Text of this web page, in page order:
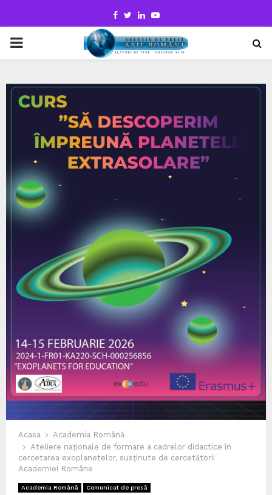
Facebook
TwitterLinkedinYoutube
PRIMARY
Acasa
Academia Română
Ateliere naționale de formare a cadrelor didactice în
cercetarea exoplanetelor, susținute de cercetătorii
Academiei Române
Academia Română Comunicat de presă